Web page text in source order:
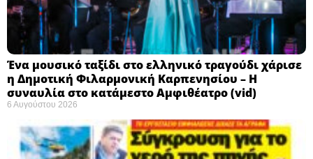
Ένα μουσικό ταξίδι στο ελληνικό τραγούδι χάρισε
η Δημοτική Φιλαρμονική Καρπενησίου – Η
συναυλία στο κατάμεστο Αμφιθέατρο (vid)
6 Αυγούστου 2026